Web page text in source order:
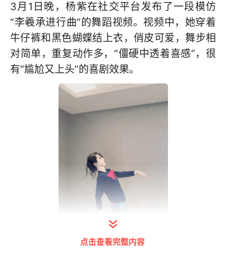
3月1日晚，杨紫在社交平台发布了一段模仿
“李羲承进行曲”的舞蹈视频。视频中，她穿着
牛仔裤和黑色蝴蝶结上衣，俏皮可爱，舞步相
对简单，重复动作多，“僵硬中透着喜感”，很
有“尴尬又上头”的喜剧效果。
点击查看完整内容